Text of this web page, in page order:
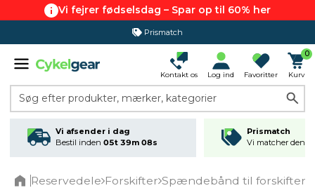
Vi fejrer fødselsdag – Spar op til 60% her
Prismatch
Kontakt os Log ind Favoritter
0
Kurv
Søg efter produkter, mærker, kategorier
Vi afsender i dag
Bestil inden 05t 39m 08s
Prismatch
Vi matcher den
Reservedele Forskifter Spændebånd til forskifter